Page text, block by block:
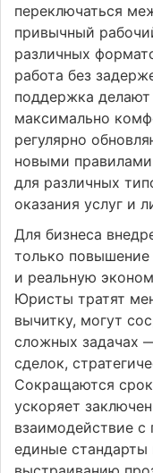
переключаться
привычный
различных
работа без
поддержка
максимально
регулярно
новыми
для различных
оказания услуг и
Для бизнеса
только
и реальную
Юристы тратят
вычитку, могут
сложных задачах
сделок,
Сокращаются
ускоряет
взаимодействие с
единые стандарты